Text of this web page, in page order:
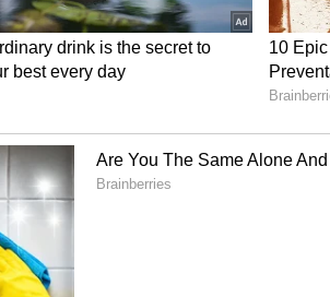
என்றால்
சென்று விட்டது.
மட்டுமல்ல தற்போது
நிக்க வேண்டும்
எந்த சீட்டும் கொடுக்கக்
தான் தற்போது
தொண்டன் அடிப்படை